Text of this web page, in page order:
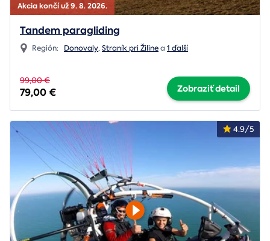
Akcia končí už 9. 8. 2026.
Tandem paragliding
Región: Donovaly,Straník pri Žilinea 1 ďalší
99,00 €
79,00 € Zobraziť detail
4.9/5